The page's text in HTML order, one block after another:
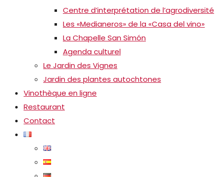
Centre d’interprétation de l’agrodiversité
Les «Medianeros» de la «Casa del vino»
La Chapelle San Simón
Agenda culturel
Le Jardin des Vignes
Jardin des plantes autochtones
Vinothèque en ligne
Restaurant
Contact